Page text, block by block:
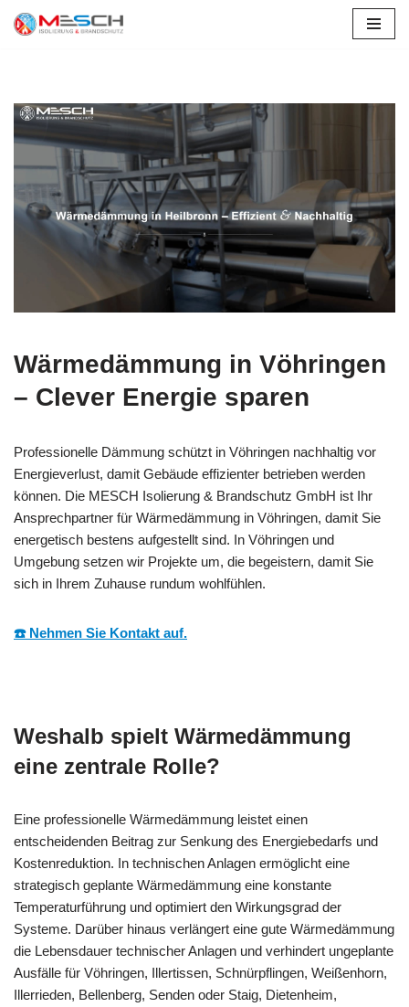
Wärmedämmung in Vöhringen
– Clever Energie sparen
Professionelle Dämmung schützt in Vöhringen nachhaltig vor
Energieverlust, damit Gebäude effizienter betrieben werden
können. Die MESCH Isolierung & Brandschutz GmbH ist Ihr
Ansprechpartner für Wärmedämmung in Vöhringen, damit Sie
energetisch bestens aufgestellt sind. In Vöhringen und
Umgebung setzen wir Projekte um, die begeistern, damit Sie
sich in Ihrem Zuhause rundum wohlfühlen.
☎️ Nehmen Sie Kontakt auf.
Weshalb spielt Wärmedämmung
eine zentrale Rolle?
Eine professionelle Wärmedämmung leistet einen
entscheidenden Beitrag zur Senkung des Energiebedarfs und
Kostenreduktion. In technischen Anlagen ermöglicht eine
strategisch geplante Wärmedämmung eine konstante
Temperaturführung und optimiert den Wirkungsgrad der
Systeme. Darüber hinaus verlängert eine gute Wärmedämmung
die Lebensdauer technischer Anlagen und verhindert ungeplante
Ausfälle für Vöhringen, Illertissen, Schnürpflingen, Weißenhorn,
Illerrieden, Bellenberg, Senden oder Staig, Dietenheim,